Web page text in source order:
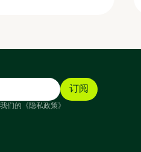
们的《隐私政策》